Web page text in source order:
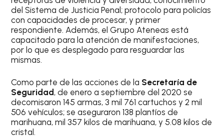
del Sistema de Justicia Penal; protocolo para policías
con capacidades de procesar, y primer
respondiente. Además, el Grupo Ateneas está
capacitado para la atención de manifestaciones,
por lo que es desplegado para resguardar las
mismas.
Como parte de las acciones de la Secretaría de
Seguridad , de enero a septiembre del 2020 se
decomisaron 145 armas, 3 mil 761 cartuchos y 2 mil
506 vehículos; se aseguraron 138 plantíos de
marihuana, mil 357 kilos de marihuana, y 5.08 kilos de
cristal.